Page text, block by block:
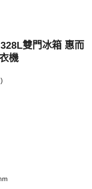
雙門冰箱 惠而
機